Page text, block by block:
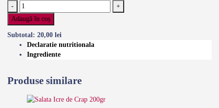
-
+
Adaugă în coș
Subtotal: 20,00 lei
Declaratie nutritionala
Ingrediente
Produse similare